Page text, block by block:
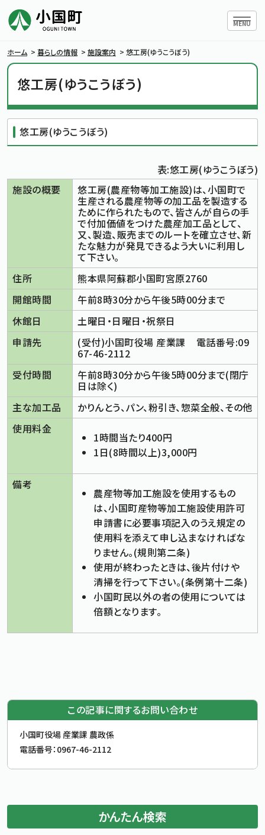
ハンバ
MENU
暮らしの情報
文字サイズ 標準
文字の大きさをもとの大きさに戻す
拡大
文字を大きくする
背景色変更 白
背景色の変更：白
黒
背景色の変更：黒
青
背景色の変更：青
Foreign Language
メニューを閉じる
ホーム > 暮らしの情報 > 施設案内 > 悠工房(ゆうこうぼう)
悠工房(ゆうこうぼう)
悠工房(ゆうこうぼう)
表:悠工房(ゆうこうぼう)
施設の概要
悠工房(農産物等加工施設)は、小国町で
生産される農産物等の加工品を製造する
ために作られたもので、皆さんが自らの手
で付加価値をつけた農産加工品として、
又、製造、販売までのルートを確立させ、新
たな魅力が発見できるよう大いに利用し
て下さい。
住所
熊本県阿蘇郡小国町宮原2760
開館時間
午前8時30分から午後5時00分まで
休館日
土曜日・日曜日・祝祭日
申請先
(受付)小国町役場 産業課 電話番号:09
67-46-2112
受付時間
午前8時30分から午後5時00分まで(閉庁
日は除く)
主な加工品
かりんとう、パン、粉引き、惣菜全般、その他
使用料金
1時間当たり400円
1日(8時間以上)3,000円
備考
農産物等加工施設を使用するもの
は、小国町産物等加工施設使用許可
申請書に必要事項記入のうえ規定の
使用料を添えて申し込まなければな
りません。(規則第二条)
使用が終わったときは、後片付けや
清掃を行って下さい。(条例第十二条)
小国町民以外の者の使用については
倍額となります。
この記事に関するお問い合わせ
お問合せ先
小国町役場 産業課 農政係
電話番号： 0967-46-2112
かんたん検索